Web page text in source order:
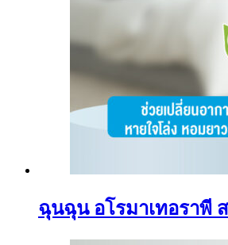
ฉุนฉุน อโรมาเทอราพี